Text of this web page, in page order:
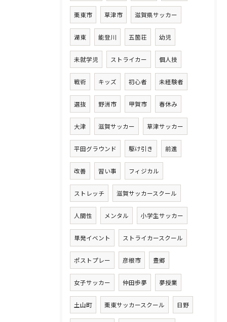
栗東市 草津市 滋賀県サッカー
湖東 能登川 五箇荘 幼児
未就学児 ストライカー 個人技
戦術 キッズ 初心者 未経験者
選抜 野洲市 甲賀市 春休み
大津 滋賀サッカー 草津サッカー
平田グラウンド 駆け引き 前進
改善 習い事 フィジカル
ストレッチ 滋賀サッカースクール
人間性 メンタル 小学生サッカー
単発イベント ストライカースクール
ポストプレー 彦根市 豊郷
女子サッカー 仲田歩夢 夢授業
土山町 栗東サッカースクール 日野